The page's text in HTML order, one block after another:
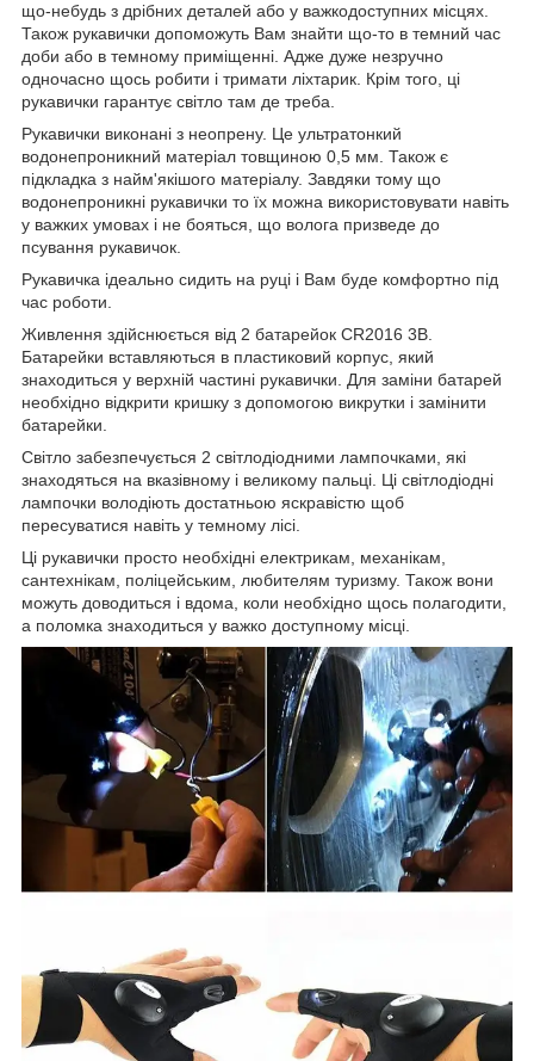
що-небудь з дрібних деталей або у важкодоступних місцях.
Також рукавички допоможуть Вам знайти що-то в темний час
доби або в темному приміщенні. Адже дуже незручно
одночасно щось робити і тримати ліхтарик. Крім того, ці
рукавички гарантує світло там де треба.
Рукавички виконані з неопрену. Це ультратонкий
водонепроникний матеріал товщиною 0,5 мм. Також є
підкладка з найм'якішого матеріалу. Завдяки тому що
водонепроникні рукавички то їх можна використовувати навіть
у важких умовах і не бояться, що волога призведе до
псування рукавичок.
Рукавичка ідеально сидить на руці і Вам буде комфортно під
час роботи.
Живлення здійснюється від 2 батарейок CR2016 3В.
Батарейки вставляються в пластиковий корпус, який
знаходиться у верхній частині рукавички. Для заміни батарей
необхідно відкрити кришку з допомогою викрутки і замінити
батарейки.
Світло забезпечується 2 світлодіодними лампочками, які
знаходяться на вказівному і великому пальці. Ці світлодіодні
лампочки володіють достатньою яскравістю щоб
пересуватися навіть у темному лісі.
Ці рукавички просто необхідні електрикам, механікам,
сантехнікам, поліцейським, любителям туризму. Також вони
можуть доводиться і вдома, коли необхідно щось полагодити,
а поломка знаходиться у важко доступному місці.